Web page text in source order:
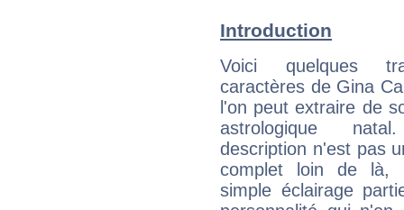
Introduction
Voici quelques
caractères de Gina
l'on peut extraire de
astrologique
description n'est pas
complet loin de là,
simple éclairage